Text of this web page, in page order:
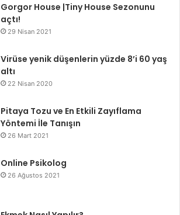
Gorgor House |Tiny House Sezonunu
açtı!
29 Nisan 2021
Virüse yenik düşenlerin yüzde 8’i 60 yaş
altı
22 Nisan 2020
Pitaya Tozu ve En Etkili Zayıflama
Yöntemi İle Tanışın
26 Mart 2021
Online Psikolog
26 Ağustos 2021